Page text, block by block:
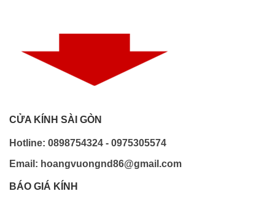
CỬA KÍNH SÀI GÒN
Hotline: 0898754324 - 0975305574
Email: hoangvuongnd86@gmail.com
BÁO GIÁ KÍNH